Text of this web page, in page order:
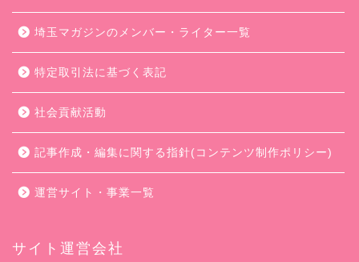
埼玉マガジンのメンバー・ライター一覧
特定取引法に基づく表記
社会貢献活動
記事作成・編集に関する指針(コンテンツ制作ポリシー)
運営サイト・事業一覧
サイト運営会社